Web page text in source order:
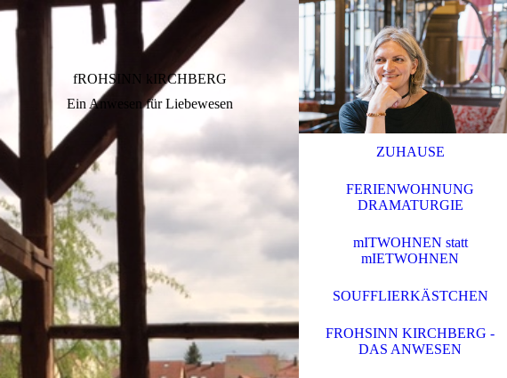
fROHSINN kIRCHBERG
Ein Anwesen für Liebewesen
ZUHAUSE
FERIENWOHNUNG
DRAMATURGIE
mITWOHNEN statt
mIETWOHNEN
SOUFFLIERKÄSTCHEN
FROHSINN KIRCHBERG -
DAS ANWESEN